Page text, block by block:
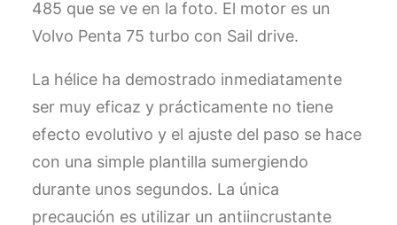
CART
485 que se ve en la foto. El motor es un
Volvo Penta 75 turbo con Sail drive.
La hélice ha demostrado inmediatamente
ser muy eficaz y prácticamente no tiene
efecto evolutivo y el ajuste del paso se hace
con una simple plantilla sumergiendo
durante unos segundos. La única
precaución es utilizar un antiincrustante